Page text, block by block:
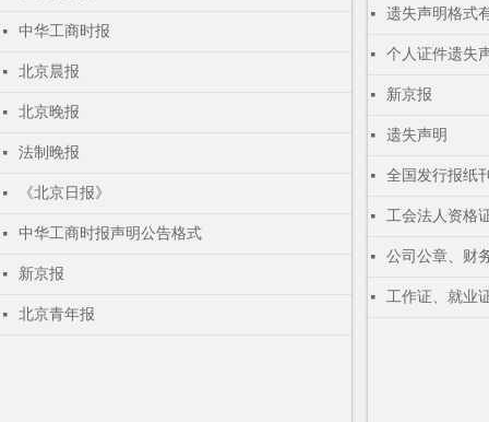
넷 遗失声明格式
넷 个人证件遗失
넷 新京报
넷 遗失声明
넷 全国发行报纸
넷 工会法人资格
넷 公司公章、财
넷 工作证、就业
中华工商时报
北京晨报
北京晚报
法制晚报
《北京日报》
中华工商时报声明公告格式
新京报
北京青年报